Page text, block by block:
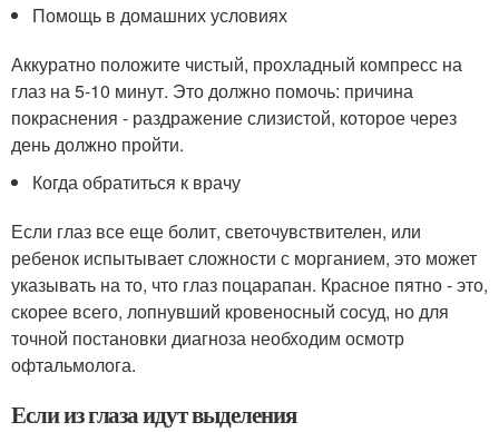
Помощь в домашних условиях
Аккуратно положите чистый, прохладный компресс на
глаз на 5-10 минут. Это должно помочь: причина
покраснения - раздражение слизистой, которое через
день должно пройти.
Когда обратиться к врачу
Если глаз все еще болит, светочувствителен, или
ребенок испытывает сложности с морганием, это может
указывать на то, что глаз поцарапан. Красное пятно - это,
скорее всего, лопнувший кровеносный сосуд, но для
точной постановки диагноза необходим осмотр
офтальмолога.
Если из глаза идут выделения